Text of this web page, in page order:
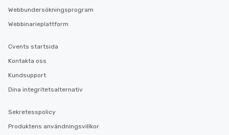
Webbundersökningsprogram
Webbinarieplattform
Cvents startsida
Kontakta oss
Kundsupport
Dina integritetsalternativ
Sekretesspolicy
Produktens användningsvillkor